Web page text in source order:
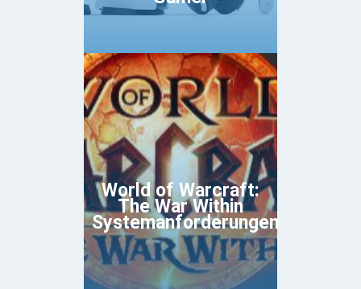
World of Warcraft:
The War Within
Systemanforderungen